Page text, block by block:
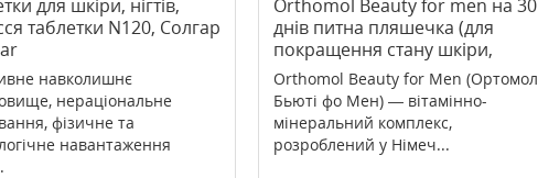
для шкіри, нігтів,
таблетки N120, Солгар
навколишнє
нераціональне
фізичне та
навантаження
Orthomol Beauty for men на 30
днів питна пляшечка (для
покращення стану шкіри,
нігтів та волосся)
Orthomol Beauty for Men (Ортомол
Бьюті фо Мен) — вітамінно-
мінеральний комплекс,
розроблений у Німеч...